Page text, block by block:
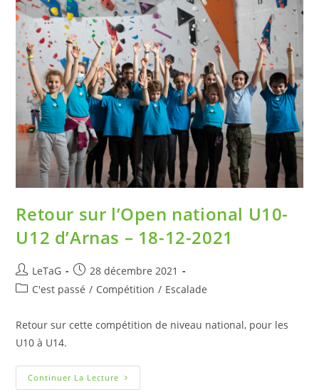
Retour sur l’Open national U10-
U12 d’Arnas – 18-12-2021
LeTaG
28 décembre 2021
C'est passé / Compétition / Escalade
Retour sur cette compétition de niveau national, pour les
U10 à U14.
Continuer La Lecture